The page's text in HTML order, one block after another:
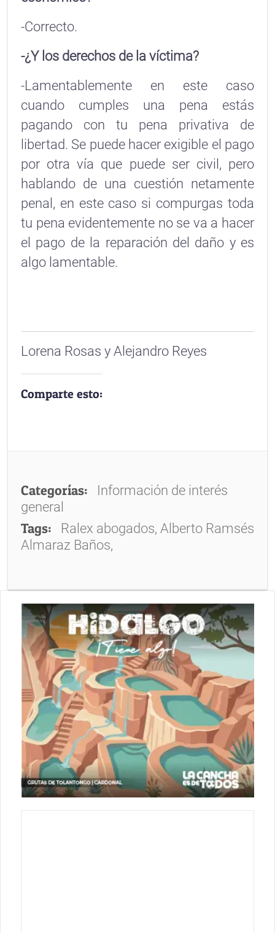
-Correcto.
-¿Y los derechos de la víctima?
-Lamentablemente en este caso
cuando cumples una pena estás
pagando con tu pena privativa de
libertad. Se puede hacer exigible el pago
por otra vía que puede ser civil, pero
hablando de una cuestión netamente
penal, en este caso si compurgas toda
tu pena evidentemente no se va a hacer
el pago de la reparación del daño y es
algo lamentable.
Lorena Rosas y Alejandro Reyes
Comparte esto:
Categorías:
Información de interés
general
Tags:
Ralex abogados, Alberto Ramsés
Almaraz Baños,